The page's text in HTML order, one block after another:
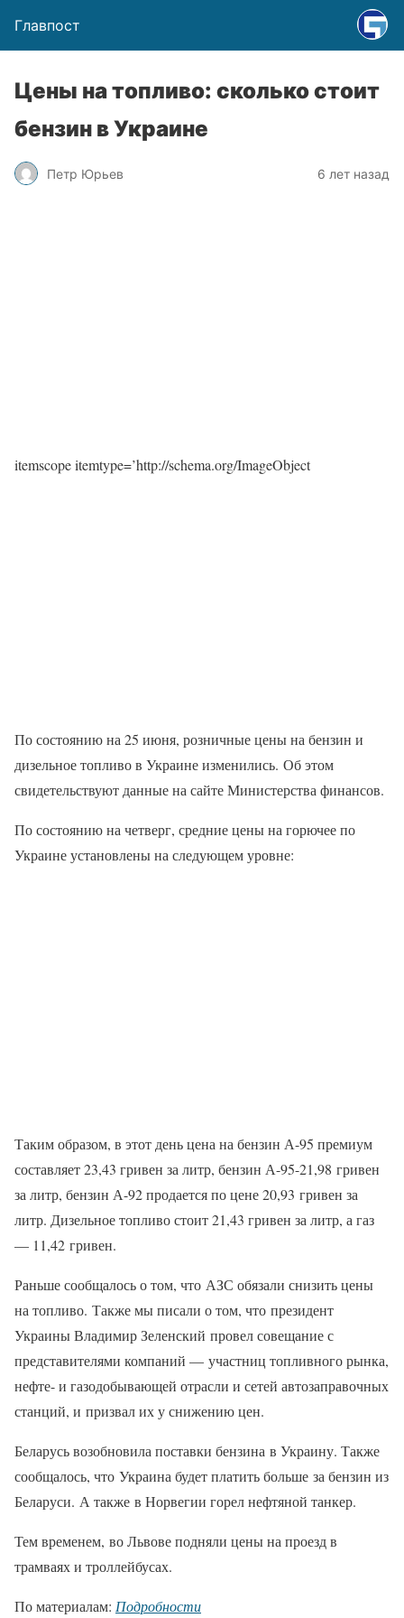
Главпост
Цены на топливо: сколько стоит
бензин в Украине
Петр Юрьев 6 лет назад
itemscope itemtype=’http://schema.org/ImageObject
По состоянию на 25 июня, розничные цены на бензин и
дизельное топливо в Украине изменились. Об этом
свидетельствуют данные на сайте Министерства финансов.
По состоянию на четверг, средние цены на горючее по
Украине установлены на следующем уровне:
Таким образом, в этот день цена на бензин А-95 премиум
составляет 23,43 гривен за литр, бензин А-95-21,98 гривен
за литр, бензин А-92 продается по цене 20,93 гривен за
литр. Дизельное топливо стоит 21,43 гривен за литр, а газ
— 11,42 гривен.
Раньше сообщалось о том, что АЗС обязали снизить цены
на топливо. Также мы писали о том, что президент
Украины Владимир Зеленский провел совещание с
представителями компаний — участниц топливного рынка,
нефте- и газодобывающей отрасли и сетей автозаправочных
станций, и призвал их у снижению цен.
Беларусь возобновила поставки бензина в Украину. Также
сообщалось, что Украина будет платить больше за бензин из
Беларуси. А также в Норвегии горел нефтяной танкер.
Тем временем, во Львове подняли цены на проезд в
трамваях и троллейбусах.
По материалам: Подробности